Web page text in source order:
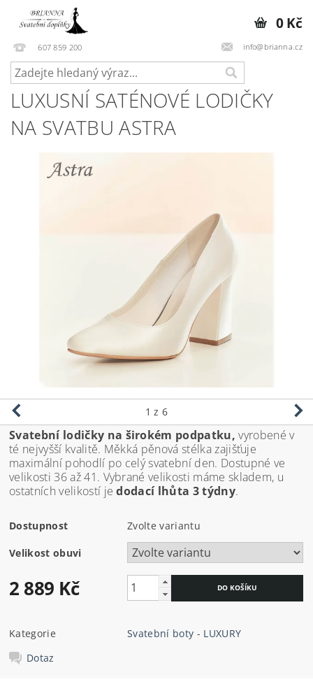
607 859 200 info@brianna.cz
0 Kč
LUXUSNÍ SATÉNOVÉ LODIČKY
NA SVATBU ASTRA
1 z 6
Svatební lodičky na širokém podpatku, vyrobené v
té nejvyšší kvalitě. Měkká pěnová stélka zajišťuje
maximální pohodlí po celý svatební den. Dostupné ve
velikosti 36 až 41. Vybrané velikosti máme skladem, u
ostatních velikostí jedodací lhůta 3 týdny.
Dostupnost Zvolte variantu
Velikost obuvi
2 889 Kč
Kategorie
Svatební boty - LUXURY
Dotaz